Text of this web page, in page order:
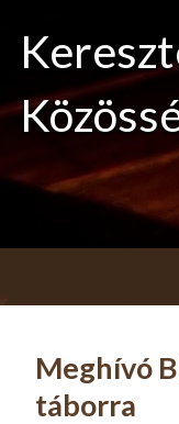
Meghívó
táborra